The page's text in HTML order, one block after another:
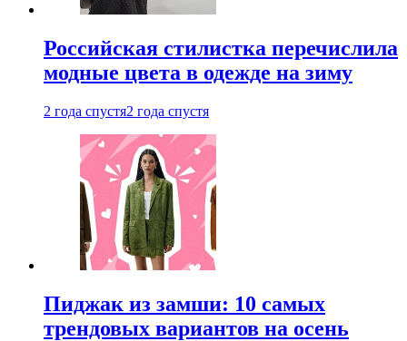
Российская стилистка перечислила
модные цвета в одежде на зиму
2 года спустя2 года спустя
Пиджак из замши: 10 самых
трендовых вариантов на осень